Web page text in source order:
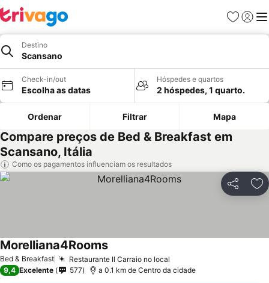
Favoritos
Iniciar
Destino
Scansano
Check-in/out
Escolha as datas
Hóspedes e quartos
2 hóspedes, 1 quarto.
Ordenar Filtrar Mapa
Compare preços de Bed & Breakfast em
Scansano, Itália
Como os pagamentos influenciam os resultados
Partilhar
Bed & Breakfast Restaurante Il Carraio no local
Morelliana4Rooms
9,4 Excelente 577 a 0.1 km de Centro da cidade